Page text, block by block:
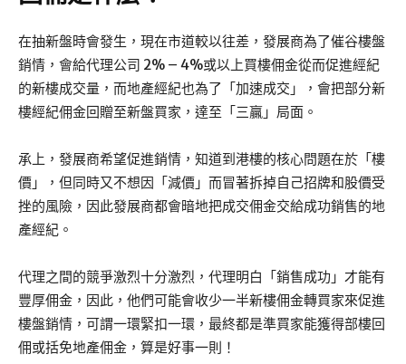
在抽新盤時會發生，現在市道較以往差，發展商為了催谷樓盤
銷情，會給代理公司 2% – 4%或以上買樓佣金從而促進經紀
的新樓成交量，而地產經紀也為了「加速成交」，會把部分新
樓經紀佣金回贈至新盤買家，達至「三贏」局面。
承上，發展商希望促進銷情，知道到港樓的核心問題在於「樓
價」，但同時又不想因「減價」而冒著拆掉自己招牌和股價受
挫的風險，因此發展商都會暗地把成交佣金交給成功銷售的地
產經紀。
代理之間的競爭激烈十分激烈，代理明白「銷售成功」才能有
豐厚佣金，因此，他們可能會收少一半新樓佣金轉買家來促進
樓盤銷情，可謂一環緊扣一環，最終都是準買家能獲得部樓回
佣或括免地產佣金，算是好事一則！